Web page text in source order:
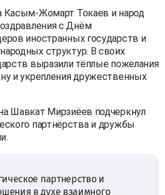
Касым-Жомарт Токаев и народ
с Днём
иностранных государств и
структур. В своих
выразили тёплые пожелания
и укрепления дружественных
Шавкат Мирзиёев подчеркнул
партнёрства и дружбы
партнерство и
в духе взаимного